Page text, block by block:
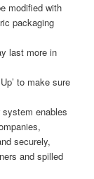
modified with
packaging
last more in
to make sure
system enables
securely,
and spilled